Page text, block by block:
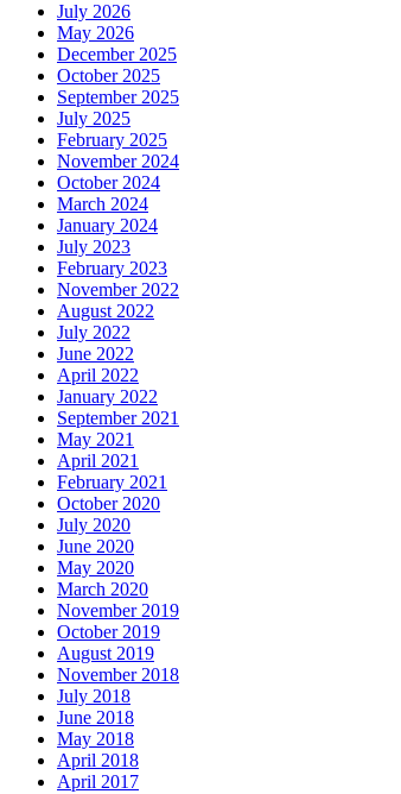
July 2026
May 2026
December 2025
October 2025
September 2025
July 2025
February 2025
November 2024
October 2024
March 2024
January 2024
July 2023
February 2023
November 2022
August 2022
July 2022
June 2022
April 2022
January 2022
September 2021
May 2021
April 2021
February 2021
October 2020
July 2020
June 2020
May 2020
March 2020
November 2019
October 2019
August 2019
November 2018
July 2018
June 2018
May 2018
April 2018
April 2017